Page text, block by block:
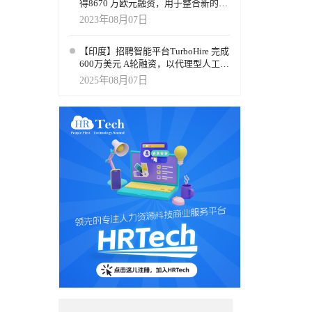
得8670 万欧元融资，用于整合新的AI
虚拟现实学习体验
2023年08月07日
【印度】招聘智能平台TurboHire 完成
600万美元 A轮融资，以代理型人工智
能重新定义招聘流程
2025年08月07日